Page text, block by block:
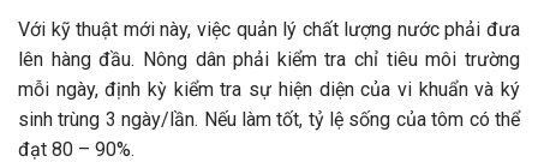
Với kỹ thuật mới này, việc quản lý chất lượng nước phải đưa
lên hàng đầu. Nông dân phải kiểm tra chỉ tiêu môi trường
mỗi ngày, định kỳ kiểm tra sự hiện diện của vi khuẩn và ký
sinh trùng 3 ngày/lần. Nếu làm tốt, tỷ lệ sống của tôm có thể
đạt 80 – 90%.